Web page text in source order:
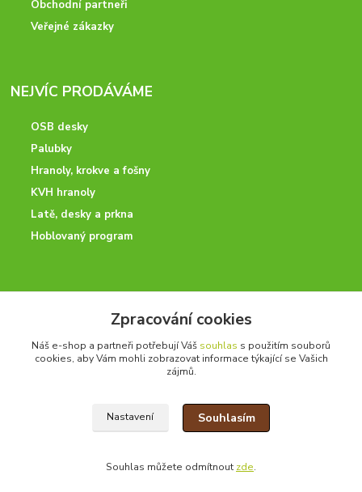
Obchodní partneři
Veřejné zákazky
NEJVÍC PRODÁVÁME
OSB desky
Palubky
Hranoly, krokve a fošny
KVH hranoly
Latě, desky a prkna
Hoblovaný program
Potřebujete poradit? Neváhejte nás kontaktovat.
+420 728 600 625
po - pá 7:00 - 15:00
Zpracování cookies
Náš e-shop a partneři potřebují Váš souhlas s použitím souborů
cookies, aby Vám mohli zobrazovat informace týkající se Vašich
zájmů.
Nastavení Souhlasím
Souhlas můžete odmítnout zde.